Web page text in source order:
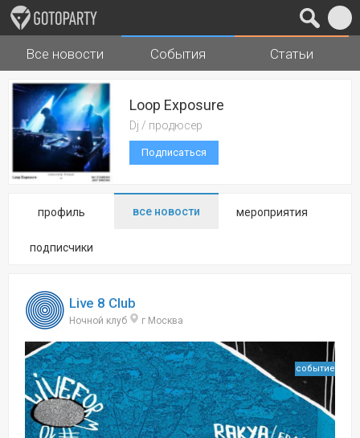
Города Музыка
Все новости События Статьи
Loop Exposure
Dj / продюсер
Подписаться
профиль все новости мероприятия
подписчики
Live 8 Club
Ночной клуб г Москва
событие